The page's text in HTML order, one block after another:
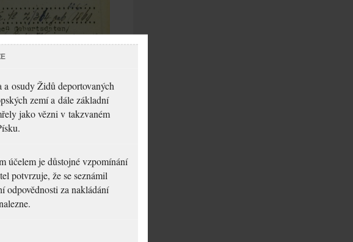
a osudy Židů deportovaných
zemí a dále základní
jako vězni v takzvaném
účelem je důstojné vzpomínání
potvrzuje, že se seznámil
odpovědnosti za nakládání